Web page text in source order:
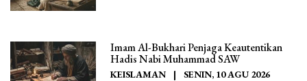
Imam Al-Bukhari Penjaga Keautentikan
Hadis Nabi Muhammad SAW
KEISLAMAN | SENIN, 10 AGU 2026